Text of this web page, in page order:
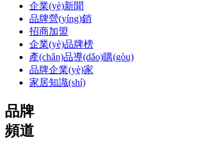
企業(yè)新聞
品牌營(yíng)銷
招商加盟
企業(yè)品牌榜
產(chǎn)品導(dǎo)購(gòu)
品牌企業(yè)家
家居知識(shí)
品牌
頻道